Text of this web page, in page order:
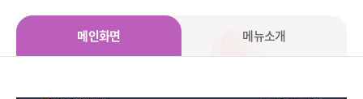
메인화면 메뉴소개